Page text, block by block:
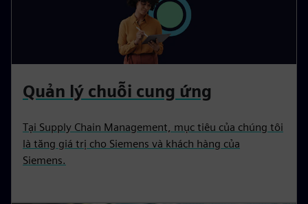
Quản lý chuỗi cung ứng
Tại Supply Chain Management, mục tiêu của chúng tôi
là tăng giá trị cho Siemens và khách hàng của
Siemens.